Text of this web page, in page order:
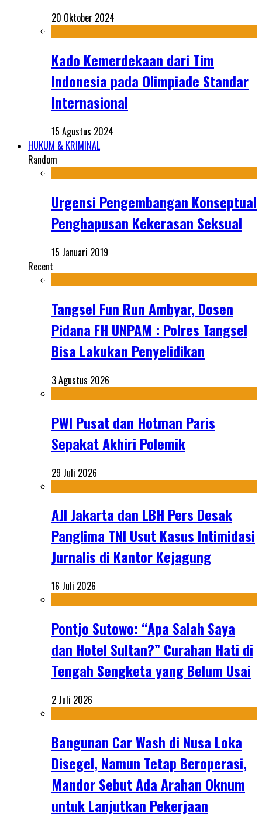
20 Oktober 2024
Kado Kemerdekaan dari Tim
Indonesia pada Olimpiade Standar
Internasional
15 Agustus 2024
HUKUM & KRIMINAL
Random
Urgensi Pengembangan Konseptual
Penghapusan Kekerasan Seksual
15 Januari 2019
Recent
Tangsel Fun Run Ambyar, Dosen
Pidana FH UNPAM : Polres Tangsel
Bisa Lakukan Penyelidikan
3 Agustus 2026
PWI Pusat dan Hotman Paris
Sepakat Akhiri Polemik
29 Juli 2026
AJI Jakarta dan LBH Pers Desak
Panglima TNI Usut Kasus Intimidasi
Jurnalis di Kantor Kejagung
16 Juli 2026
Pontjo Sutowo: “Apa Salah Saya
dan Hotel Sultan?” Curahan Hati di
Tengah Sengketa yang Belum Usai
2 Juli 2026
Bangunan Car Wash di Nusa Loka
Disegel, Namun Tetap Beroperasi,
Mandor Sebut Ada Arahan Oknum
untuk Lanjutkan Pekerjaan